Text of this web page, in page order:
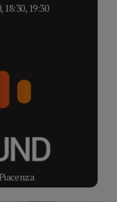
18:30, 19:30